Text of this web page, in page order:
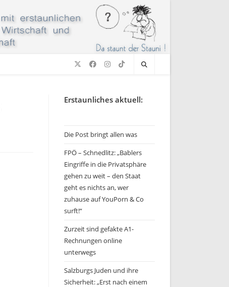
Erstaunliches aktuell:
Die Post bringt allen was
FPÖ – Schnedlitz: „Bablers
Eingriffe in die Privatsphäre
gehen zu weit – den Staat
geht es nichts an, wer
zuhause auf YouPorn & Co
surft!“
Zurzeit sind gefakte A1-
Rechnungen online
unterwegs
Salzburgs Juden und ihre
Sicherheit: „Erst nach einem